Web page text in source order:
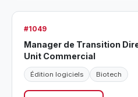
#1049
Manager de Transition
Unit Commercial
Édition logiciels Biotech